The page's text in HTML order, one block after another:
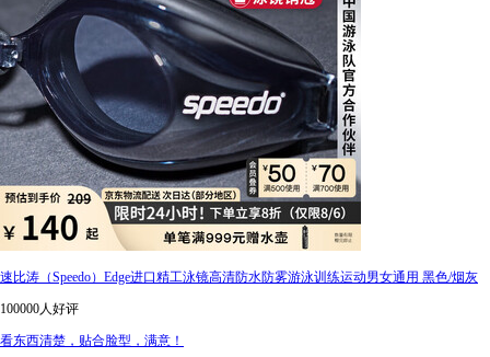
速比涛（Speedo）Edge进口精工泳镜高清防水防雾游泳训练运动男女通用 黑色/烟灰
100000人好评
看东西清楚，贴合脸型，满意！